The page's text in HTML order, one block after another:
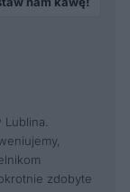
Lublina.
zdobyte